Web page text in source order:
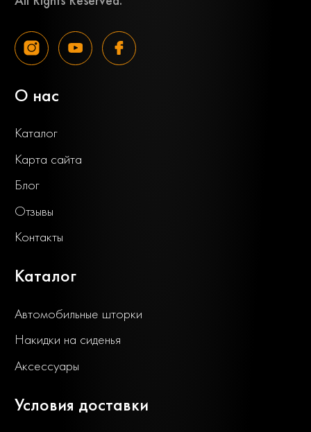
О нас
Каталог
Карта сайта
Блог
Отзывы
Контакты
Каталог
Автомобильные шторки
Накидки на сиденья
Аксессуары
Условия доставки